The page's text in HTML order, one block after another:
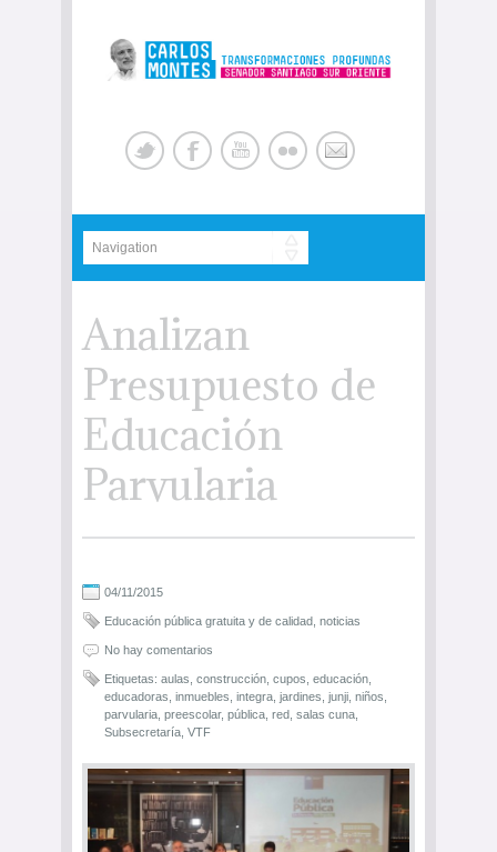
Analizan
Presupuesto de
Educación
Parvularia
04/11/2015
Educación pública gratuita y de calidad noticias
No hay comentarios
Etiquetas: aulas construcción cupos educación
educadoras inmuebles integra jardines junji niños
parvularia preescolar, pública red salas cuna
Subsecretaría VTF